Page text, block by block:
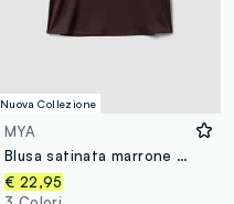
Nuova Collezione
MYA
Blusa satinata marrone in tessuto elasticizzato con scollo a V regular fit
€ 22,95